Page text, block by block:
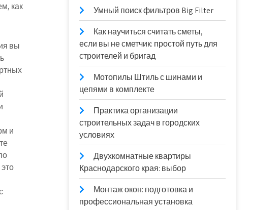
как
вы
и
Умный поиск фильтров Big Filter
Как научиться считать сметы,
если вы не сметчик: простой путь для
строителей и бригад
Мотопилы Штиль с шинами и
цепями в комплекте
Практика организации
строительных задач в городских
условиях
Двухкомнатные квартиры
Краснодарского края: выбор
Монтаж окон: подготовка и
профессиональная установка